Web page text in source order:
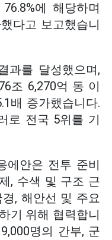
에 해당하며
다고 보고했습니
과를 달성했으며,
조 6,270억 동 이
배 증가했습니다.
로 전국 5위를 기
에안은 전투 준비
, 수색 및 구조 근
, 해안선 및 주요
기 위해 협력합니
명의 간부, 군